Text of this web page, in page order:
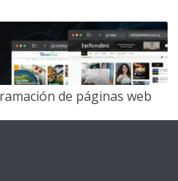
de páginas web